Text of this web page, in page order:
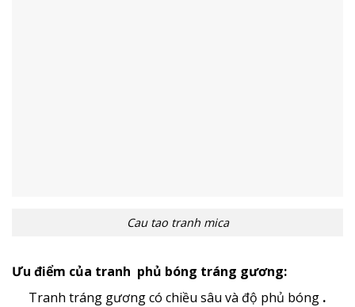
Cau tao tranh mica
Ưu điểm của tranh phủ bóng tráng gương:
Tranh tráng gương có chiều sâu và độ phủ bóng .